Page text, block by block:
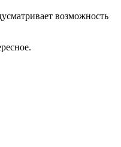
возможность